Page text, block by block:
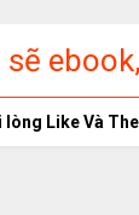
phí
lòng Like Và